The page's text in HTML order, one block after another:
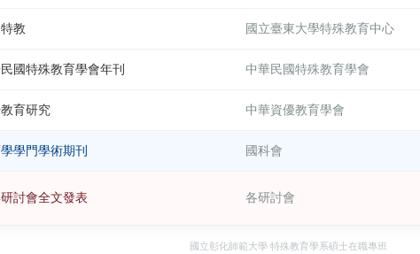
教 國立臺東大學特殊教育中心
國特殊教育學會年刊 中華民國特殊教育學會
育研究 中華資優教育學會
學門學術期刊 國科會
討會全文發表 各研討會
國立彰化師範大學 特殊教育學系碩士在職專班